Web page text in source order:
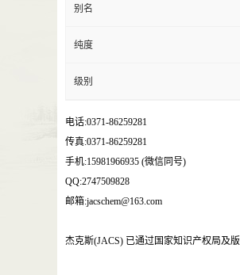
别名
纯度
级别
电话:0371-86259281
传真:0371-86259281
手机:15981966935 (微信同号)
QQ:2747509828
邮箱:jacschem@163.com
杰克斯(JACS) 已通过国家知识产权局及